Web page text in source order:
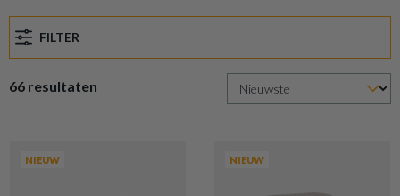
FILTER
66 resultaten
NIEUW NIEUW